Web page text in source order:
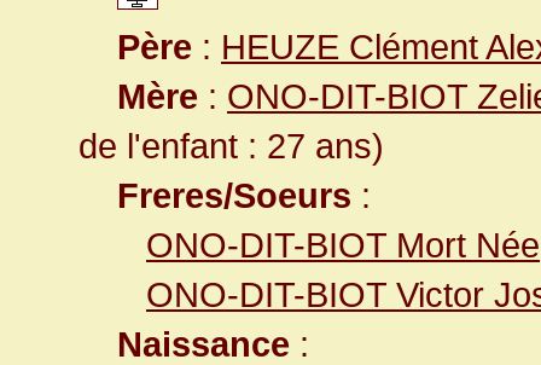
Père : HEUZE Clément
Mère : ONO-DIT-BIOT
de l'enfant : 27 ans)
Freres/Soeurs :
ONO-DIT-BIOT Mort Née
ONO-DIT-BIOT Victor
Naissance :